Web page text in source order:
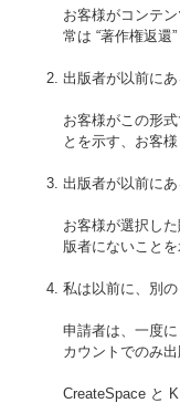
お客様がコンテ
常は “著作権返還
出版者が以前に
お客様がこの形
とを示す、お客
出版者が以前に
お客様が選択し
版者にないこと
私は以前に、別
申請者は、一度
カウントでのみ
CreateSpace と